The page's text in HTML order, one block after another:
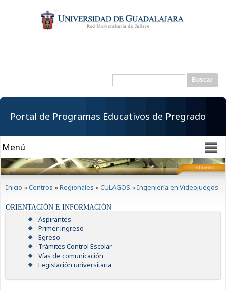
contenido
principal
Formulario de
Buscar
Portal de Programas Educativos de Pregrado
Inicio »Centros »Regionales »CULAGOS »Ingeniería en Videojuegos
ORIENTACIÓN E INFORMACIÓN
Aspirantes
Primer ingreso
Egreso
Trámites Control Escolar
Vías de comunicación
Legislación universitaria